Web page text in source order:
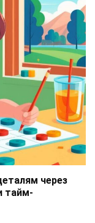
через
тайм-